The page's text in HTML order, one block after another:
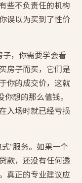
些不负责任的机构
误以为买到了性价
子，你需要学会看
房子而买，它们是
你的成交价，这就
想的那么值钱。
入场时就已经亏损
”服务。如果一个
款，还没有任何透
真正的专业建议应